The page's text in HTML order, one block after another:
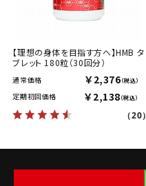
【理想の身体を目指す方へ】HMB タ
ブレット 180粒（30回分）
通常価格 ￥2,376（税込）
定期初回価格 ￥2,138（税込）
（20）